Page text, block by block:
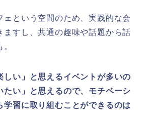
ェという空間のため、実践的な会
ますし、共通の趣味や話題から話
しい」と思えるイベントが多いの
たい」と思えるので、モチベーシ
学習に取り組むことができるのは